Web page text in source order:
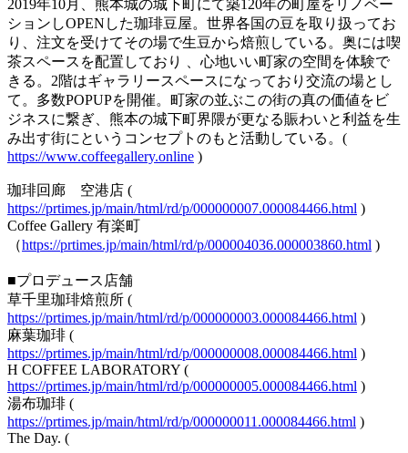
2019年10月、熊本城の城下町にて築120年の町屋をリノベー
ションしOPENした珈琲豆屋。世界各国の豆を取り扱ってお
り、注文を受けてその場で生豆から焙煎している。奥には喫
茶スペースを配置しており 、心地いい町家の空間を体験で
きる。2階はギャラリースペースになっており交流の場とし
て。多数POPUPを開催。町家の並ぶこの街の真の価値をビ
ジネスに繋ぎ、熊本の城下町界隈が更なる賑わいと利益を生
み出す街にというコンセプトのもと活動している。(
https://www.coffeegallery.online )
珈琲回廊 空港店 (
https://prtimes.jp/main/html/rd/p/000000007.000084466.html )
Coffee Gallery 有楽町
（https://prtimes.jp/main/html/rd/p/000004036.000003860.html )
■プロデュース店舗
草千里珈琲焙煎所 (
https://prtimes.jp/main/html/rd/p/000000003.000084466.html )
麻葉珈琲 (
https://prtimes.jp/main/html/rd/p/000000008.000084466.html )
H COFFEE LABORATORY (
https://prtimes.jp/main/html/rd/p/000000005.000084466.html )
湯布珈琲 (
https://prtimes.jp/main/html/rd/p/000000011.000084466.html )
The Day. (